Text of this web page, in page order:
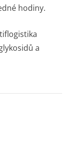
hodiny.
a